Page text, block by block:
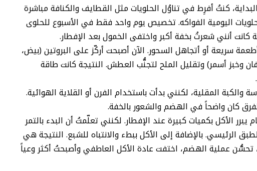
كنتُ أفرِط في تناوُل الحلويات مثل القطايف والكنافة مباشرة
اليومية الفواكه. تخصيص يوم واحد فقط في الأسبوع للحلوى
كانت أنني شعرتُ بخفة أكبر واختفى الخمول بعد الإفطار.
سريعة أو أتجاهل السحور. الآن أصبحت أركّز على البروتين (بيض،
وخبز أسمر) وتقليل الملح لتجنُّب العطش. النتيجة كانت طاقة
المقلية، لكنني بدأت باستخدام الفرن أو القلاية الهوائية.
كان واضحاً في الهضم والشعور بالخفة.
الأكل بكميات كبيرة عند الإفطار. لكنني تعلّمتُ أن البدء بالتمر
10 دقائق قبل الطبق الرئيسي. بالإضافة إلى الأكل ببطء والانتباه للشبع. النتيجة هي
عملية الهضم، اختفت عادة الأكل العاطفي وأصبحتُ أكثر وعياً